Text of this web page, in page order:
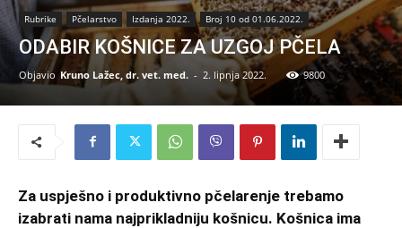
Rubrike Pčelarstvo Izdanja 2022. Broj 10 od 01.06.2022.
ODABIR KOŠNICE ZA UZGOJ PČELA
Objavio Kruno Lažec, dr. vet. med. - 2. lipnja 2022. 9800
Za uspješno i produktivno pčelarenje trebamo
izabrati nama najprikladniju košnicu. Košnica ima